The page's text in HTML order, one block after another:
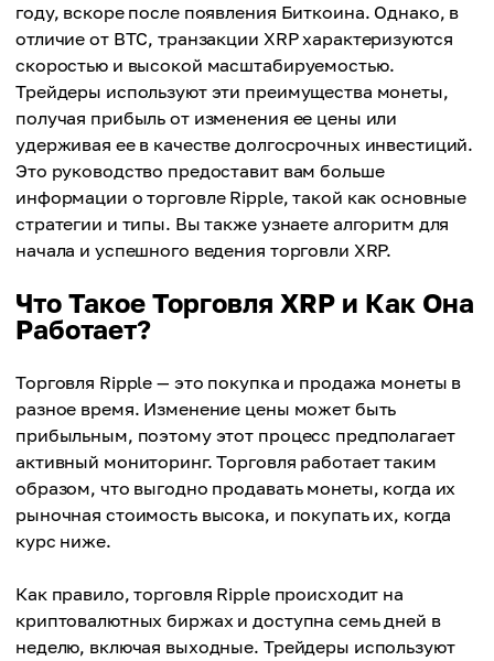
году, вскоре после появления Биткоина. Однако, в
отличие от BTC, транзакции XRP характеризуются
скоростью и высокой масштабируемостью.
Трейдеры используют эти преимущества монеты,
получая прибыль от изменения ее цены или
удерживая ее в качестве долгосрочных инвестиций.
Это руководство предоставит вам больше
информации о торговле Ripple, такой как основные
стратегии и типы. Вы также узнаете алгоритм для
начала и успешного ведения торговли XRP.
Что Такое Торговля XRP и Как Она
Работает?
Торговля Ripple — это покупка и продажа монеты в
разное время. Изменение цены может быть
прибыльным, поэтому этот процесс предполагает
активный мониторинг. Торговля работает таким
образом, что выгодно продавать монеты, когда их
рыночная стоимость высока, и покупать их, когда
курс ниже.
Как правило, торговля Ripple происходит на
криптовалютных биржах и доступна семь дней в
неделю, включая выходные. Трейдеры используют